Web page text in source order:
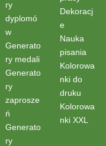
ry
dyplomó
w
Generato
ry medali
Generato
ry
zaprosze
ń
Generato
ry
Dekoracj
e
Nauka
pisania
Kolorowa
nki do
druku
Kolorowa
nki XXL